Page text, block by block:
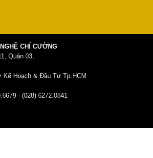
CHÍ CƯỜNG
Quận 03,
Kế Hoạch & Đầu Tư Tp.HCM
- (028) 6272.0841